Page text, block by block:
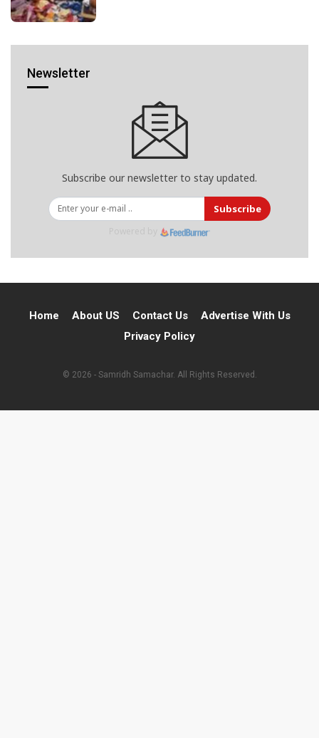
Newsletter
Subscribe our newsletter to stay updated.
Subscribe
Home About US Contact Us
Advertise With Us
Privacy Policy
© 2026 - Samridh Samachar. All Rights Reserved.